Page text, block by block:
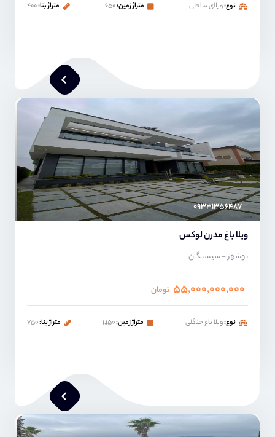
نوع:ویلای ساحلی متراژ زمین:۶۵۰ متراژ بنا:۴۰۰
امیر خدابنده
۰۹۳۳۱۳۵۶۴۸۷
ویلا باغ مدرن لوکس
نوشهر - سیسنگان
۵۵,۰۰۰,۰۰۰,۰۰۰ تومان
نوع:ویلا باغ جنگلی متراژ زمین:۱,۱۵۰ متراژ بنا:۷۵۰
محمد صنعتی